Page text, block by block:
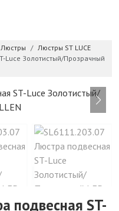
Люстры
Люстры ST LUCE
Luce Золотистый/Прозрачный
подвесная ST-